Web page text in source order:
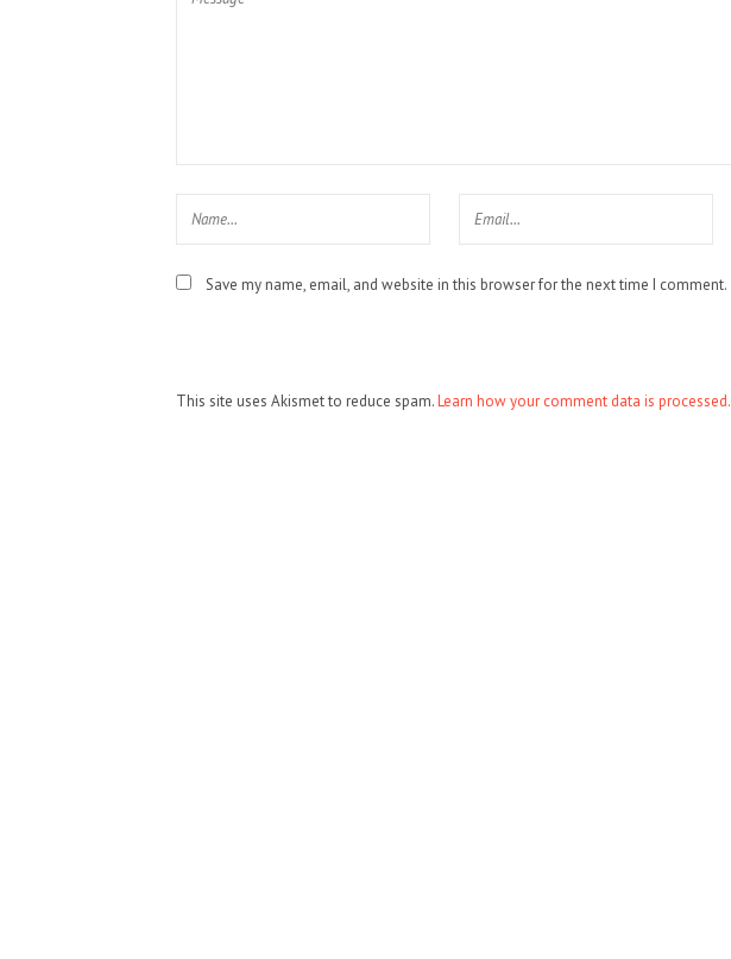
Save my name, email, and website in this browser for the next time I comment.
This site uses Akismet to reduce spam.Learn how your comment data is processed.